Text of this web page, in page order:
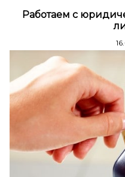
Работаем с